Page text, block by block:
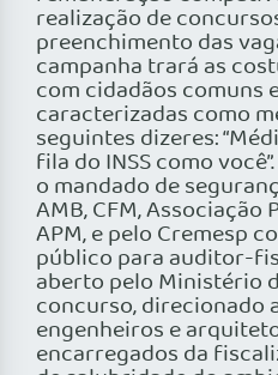
realização de
preenchimento das
campanha trará as
com cidadãos comuns
caracterizadas como
seguintes dizeres:
fila do INSS como
o mandado de
AMB, CFM,
APM, e pelo Cremesp
público para auditor-
aberto pelo Ministério
concurso, direcionado
engenheiros e
encarregados da